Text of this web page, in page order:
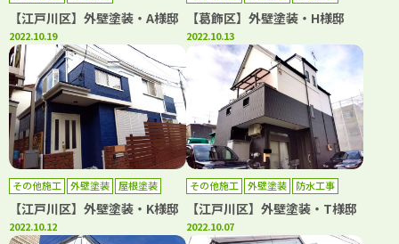
【江戸川区】外壁塗装・A様邸
2022.10.19
防水工事
【葛飾区】外壁塗装・H様邸
2022.10.13
その他施工 外壁塗装
屋根塗装
防水工事
【江戸川区】外壁塗装・K様邸
2022.10.12
その他施工 外壁塗装 防水工事
【江戸川区】外壁塗装・T様邸
2022.10.07